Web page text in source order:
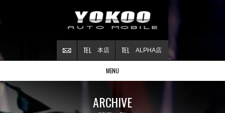
ALPHA店
本店
MENU
Stock list
在庫情報 ARCHIVE